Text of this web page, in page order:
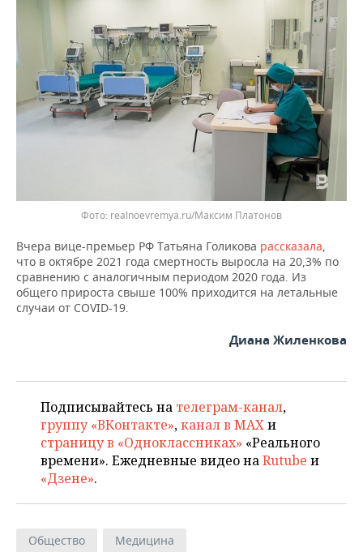
realnoevremya.ru/Максим Платонов
Вчера вице-премьер РФ Татьяна Голикова рассказала
что в октябре 2021 года смертность выросла на 20,3% по
сравнению с аналогичным периодом 2020 года. Из
общего прироста свыше 100% приходится на летальные
случаи от COVID-19.
Диана Жиленкова
Подписывайтесь на телеграм-канал,
группу «ВКонтакте»,канал в MAXи
страницу в «Одноклассниках» «Реального
времени». Ежедневные видео наRutube и
«Дзене».
Общество Медицина